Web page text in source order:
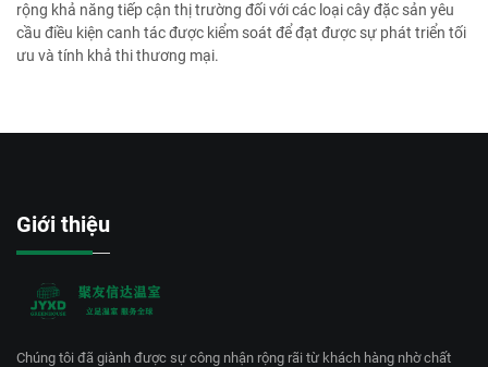
rộng khả năng tiếp cận thị trường đối với các loại cây đặc sản yêu
cầu điều kiện canh tác được kiểm soát để đạt được sự phát triển tối
ưu và tính khả thi thương mại.
Giới thiệu
Chúng tôi đã giành được sự công nhận rộng rãi từ khách hàng nhờ chất